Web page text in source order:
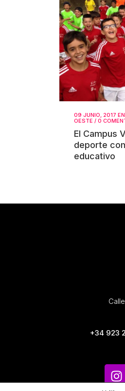
09 JUNIO, 2017 EN
OESTE / 0
El Campus
deporte
educativo
+34 923